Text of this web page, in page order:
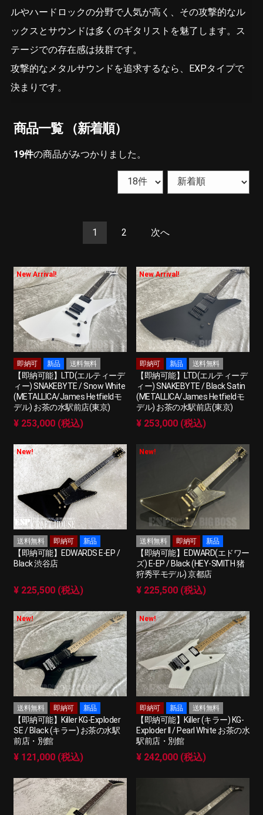
ルやハードロックの分野で人気が高く、その攻撃的なル
ックスとサウンドは多くのギタリストを魅了します。ス
テージでの存在感は抜群です。
攻撃的なメタルサウンドを追求するなら、EXPタイプで
決まりです。
商品一覧 （新着順）
19件の商品がみつかりました。
1 2 次へ
New Arrival!
即納可 新品 送料無料
【即納可能】LTD(エルティーデ
ィー) SNAKEBYTE / Snow White
(METALLICA/James Hetfieldモ
デル) お茶の水駅前店(東京)
¥ 253,000 (税込)
New Arrival!
即納可 新品 送料無料
【即納可能】LTD(エルティーデ
ィー) SNAKEBYTE / Black Satin
(METALLICA/James Hetfieldモ
デル) お茶の水駅前店(東京)
¥ 253,000 (税込)
New!
送料無料 即納可 新品
【即納可能】EDWARDS E-EP /
Black 渋谷店
¥ 225,500 (税込)
New!
送料無料 即納可 新品
【即納可能】EDWARD(エドワー
ズ) E-EP / Black (HEY-SMITH 猪
狩秀平モデル) 京都店
¥ 225,500 (税込)
New!
送料無料 即納可 新品
【即納可能】Killer KG-Exploder
SE / Black (キラー) お茶の水駅
前店・別館
¥ 121,000 (税込)
New!
即納可 新品 送料無料
【即納可能】Killer (キラー) KG-
Exploder II / Pearl White お茶の水
駅前店・別館
¥ 242,000 (税込)